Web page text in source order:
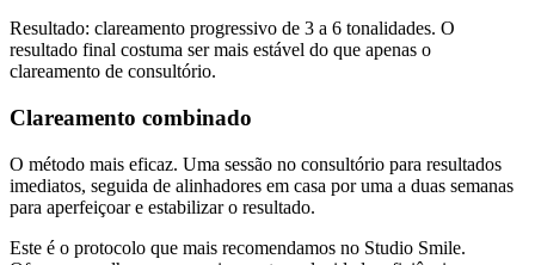
Resultado: clareamento progressivo de 3 a 6 tonalidades. O
resultado final costuma ser mais estável do que apenas o
clareamento de consultório.
Clareamento combinado
O método mais eficaz. Uma sessão no consultório para resultados
imediatos, seguida de alinhadores em casa por uma a duas semanas
para aperfeiçoar e estabilizar o resultado.
Este é o protocolo que mais recomendamos no Studio Smile.